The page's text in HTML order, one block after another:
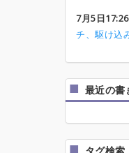
7月5日17:26
チ、駆け込
最近の書